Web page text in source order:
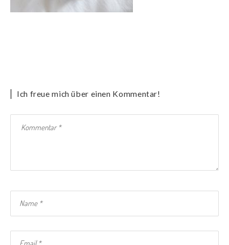
Ich freue mich über einen Kommentar!